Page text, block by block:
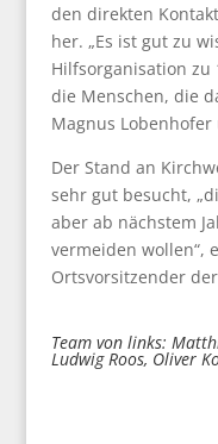
den direkten
her. „Es ist gut zu
Hilfsorganisation zu
die Menschen, die
Magnus
Der Stand an
sehr gut besucht,
aber ab nächstem
vermeiden wollen“,
Ortsvorsitzender
Team von links:
Ludwig Roos, Oliver